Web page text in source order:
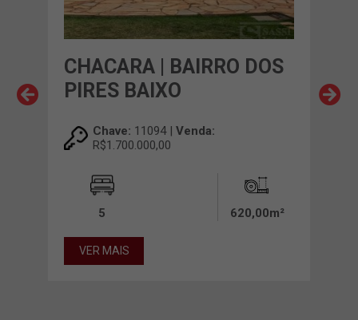
CHACARA | BAIRRO DOS
PIRES BAIXO
Chave: 11094 | Venda:
R$1.700.000,00
5 620,00m²
VER MAIS